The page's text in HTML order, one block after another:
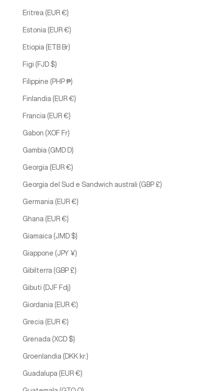
Eritrea (EUR €)
Estonia (EUR €)
Etiopia (ETB Br)
Figi (FJD $)
Filippine (PHP ₱)
Finlandia (EUR €)
Francia (EUR €)
Gabon (XOF Fr)
Gambia (GMD D)
Georgia (EUR €)
Georgia del Sud e Sandwich australi (GBP £)
Germania (EUR €)
Ghana (EUR €)
Giamaica (JMD $)
Giappone (JPY ¥)
Gibilterra (GBP £)
Gibuti (DJF Fdj)
Giordania (EUR €)
Grecia (EUR €)
Grenada (XCD $)
Groenlandia (DKK kr.)
Guadalupa (EUR €)